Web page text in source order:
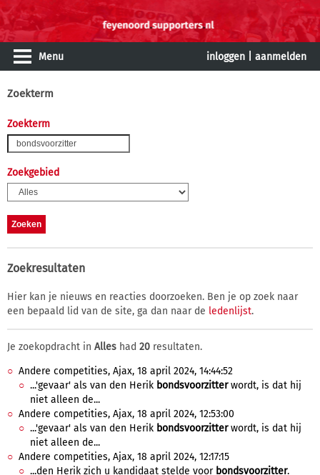
Menu inloggen aanmelden
Zoekterm
Zoekterm
Zoekgebied
Zoekresultaten
Hier kan je nieuws en reacties doorzoeken. Ben je op zoek naar
een bepaald lid van de site, ga dan naar de ledenlijst.
Je zoekopdracht in Alles had 20 resultaten.
Andere competities, Ajax, 18 april 2024, 14:44:52
...'gevaar' als van den Herik bondsvoorzitterwordt, is dat hij
niet alleen de...
Andere competities, Ajax, 18 april 2024, 12:53:00
...'gevaar' als van den Herik bondsvoorzitterwordt, is dat hij
niet alleen de...
Andere competities, Ajax, 18 april 2024, 12:17:15
...den Herik zich u kandidaat stelde voor bondsvoorzitter.